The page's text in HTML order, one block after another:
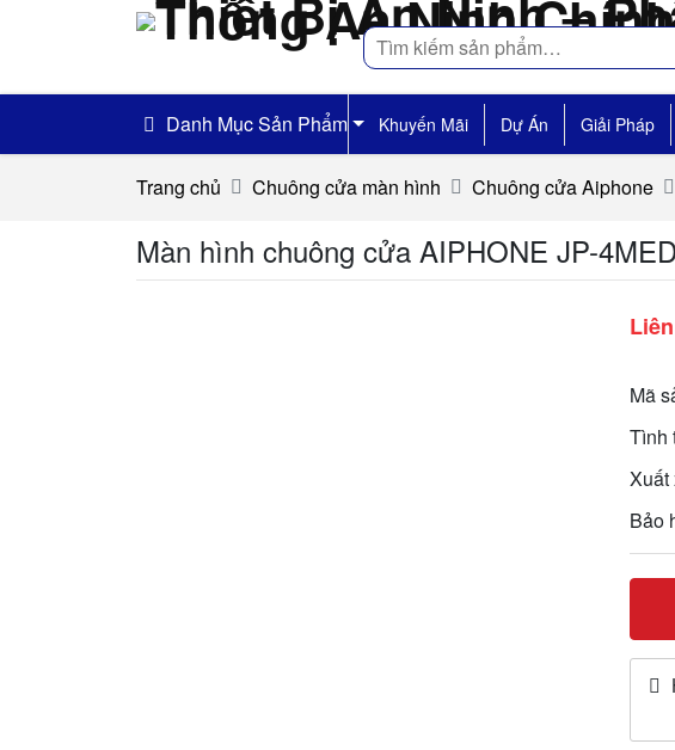
Tìm
kiếm
Danh Mục Sản Phẩm Khuyến Mãi Dự Án Giải Pháp
Trang chủ Chuông cửa màn hình Chuông cửa Aiphone
Màn hình chuông cửa AIPHONE JP-4MED
Mã
Tình
Xuất
Bảo